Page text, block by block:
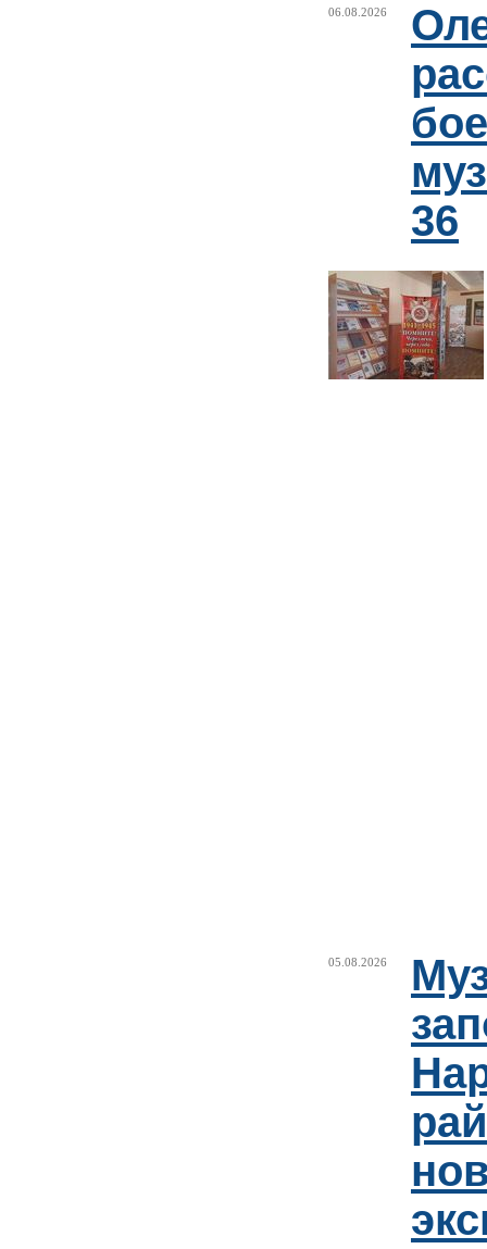
06.08.2026
36
05.08.2026